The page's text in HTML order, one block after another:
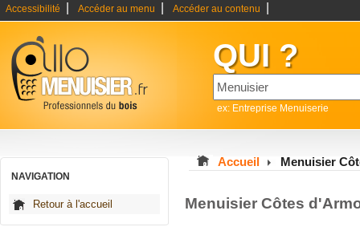
Accessibilité Accéder au menu Accéder au contenu
QUI ?
ex: Entreprise Menuiserie
NAVIGATION
Retour à l'accueil
Accueil Menuisier
Menuisier Côtes